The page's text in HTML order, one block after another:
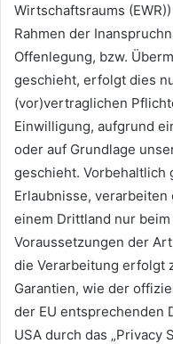
Wirtschaftsraums
Rahmen der
Offenlegung, bzw.
geschieht, erfolgt dies
(vor)vertraglichen
Einwilligung, aufgrund
oder auf Grundlage
geschieht.
Erlaubnisse,
einem Drittland nur
Voraussetzungen der
die Verarbeitung erfolgt
Garantien, wie der
der EU entsprechenden
USA durch das „Privacy